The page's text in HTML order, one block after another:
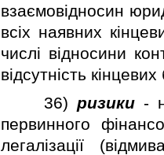
взаємовiдносин
всiх наявних
числi вiдносини
вiдсутнiсть
36) ризики -
первинного
легалiзацiї